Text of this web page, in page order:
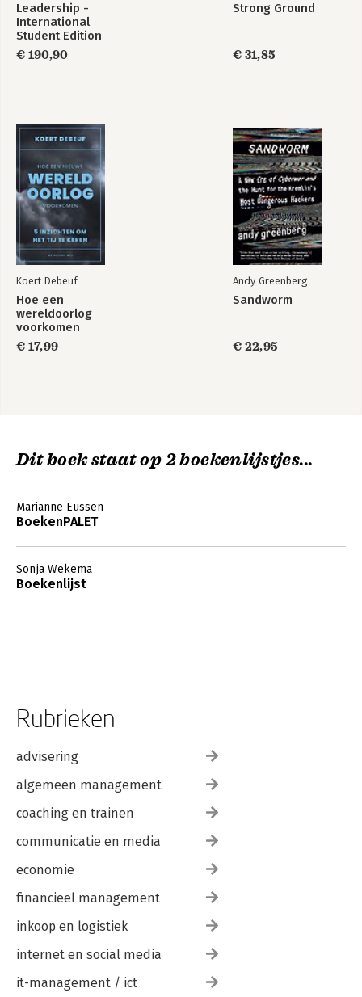
Leadership -
International
Student Edition
€ 190,90
Strong Ground
€ 31,85
Koert Debeuf
Hoe een
wereldoorlog
voorkomen
€ 17,99
Andy Greenberg
Sandworm
€ 22,95
Dit boek staat op 2 boekenlijstjes...
Marianne Eussen
BoekenPALET
Sonja Wekema
Boekenlijst
Rubrieken
advisering
algemeen management
coaching en trainen
communicatie en media
economie
financieel management
inkoop en logistiek
internet en social media
it-management / ict